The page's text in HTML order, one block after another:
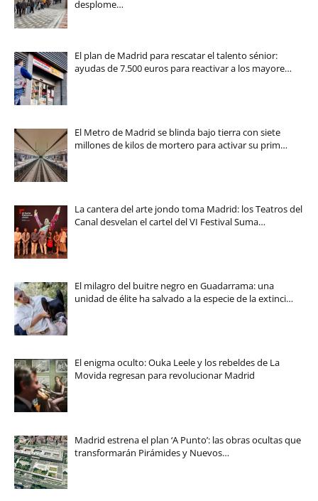
desplome…
El plan de Madrid para rescatar el talento sénior:
ayudas de 7.500 euros para reactivar a los mayore…
El Metro de Madrid se blinda bajo tierra con siete
millones de kilos de mortero para activar su prim…
La cantera del arte jondo toma Madrid: los Teatros del
Canal desvelan el cartel del VI Festival Suma…
El milagro del buitre negro en Guadarrama: una
unidad de élite ha salvado a la especie de la extinci…
El enigma oculto: Ouka Leele y los rebeldes de La
Movida regresan para revolucionar Madrid
Madrid estrena el plan ‘A Punto’: las obras ocultas que
transformarán Pirámides y Nuevos…